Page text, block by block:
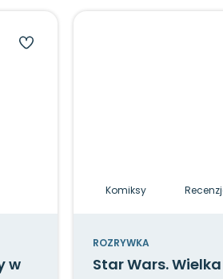
w
Komiksy
ROZRYWKA
Star Wars.